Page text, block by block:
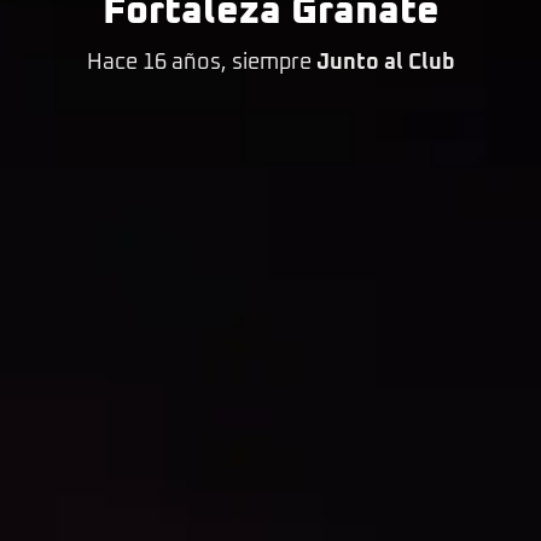
Fortaleza Granate
Hace 16 años, siempre Junto al Club